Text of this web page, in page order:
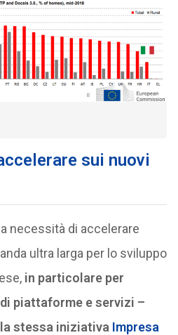
sui nuovi
necessità di accelerare
ultra larga per lo sviluppo
in particolare per
piattaforme e servizi –
stessa iniziativa Impresa